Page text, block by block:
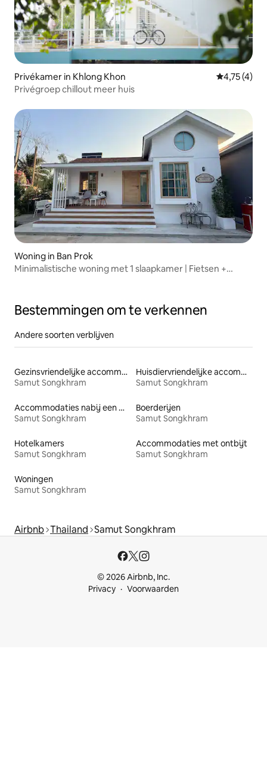
Privékamer in Khlong Khon
4,75 (4)
Privégroep chillout meer huis
Woning in Ban Prok
Minimalistische woning met 1 slaapkamer | Fietsen +
Bestemmingen om te verkennen
Andere soorten verblijven
Gezinsvriendelijke accommodaties
Samut Songkhram
Huisdiervriendelijke accommodaties
Samut Songkhram
Accommodaties nabij een meer
Samut Songkhram
Boerderijen
Samut Songkhram
Hotelkamers
Samut Songkhram
Accommodaties met ontbijt
Samut Songkhram
Woningen
Samut Songkhram
Airbnb Thailand Samut Songkhram
© 2026 Airbnb, Inc.
Privacy
Voorwaarden